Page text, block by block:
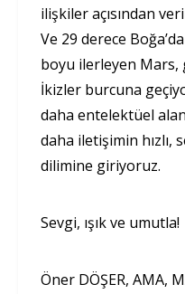
ilişkiler açısından
Ve 29 derece
boyu ilerleyen Mars,
İkizler burcuna
daha entelektüel
daha iletişimin hızlı,
dilimine giriyoruz.
Sevgi, ışık ve umutla!
Öner DÖŞER, AMA,